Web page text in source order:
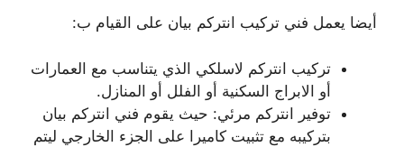
أيضا يعمل فني تركيب انتركم بيان على القيام ب:
تركيب انتركم لاسلكي الذي يتناسب مع العمارات
أو الابراج السكنية أو الفلل أو المنازل.
توفير انتركم مرئي: حيث يقوم فني انتركم بيان
بتركيبه مع تثبيت كاميرا على الجزء الخارجي ليتم